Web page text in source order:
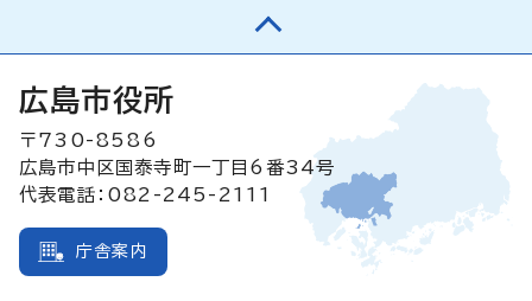
広島市役所
〒730-8586
広島市中区国泰寺町一丁目6番34号
代表電話：082-245-2111
庁舎案内